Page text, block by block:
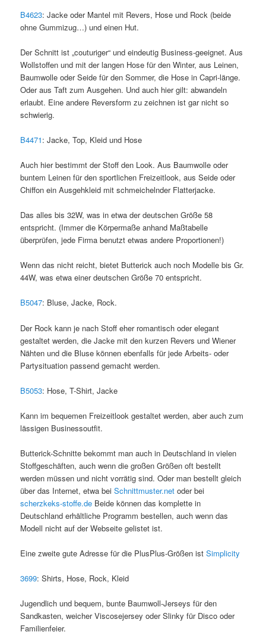
B4623: Jacke oder Mantel mit Revers, Hose und Rock (beide
ohne Gummizug…) und einen Hut.
Der Schnitt ist „couturiger“ und eindeutig Business-geeignet. Aus
Wollstoffen und mit der langen Hose für den Winter, aus Leinen,
Baumwolle oder Seide für den Sommer, die Hose in Capri-länge.
Oder aus Taft zum Ausgehen. Und auch hier gilt: abwandeln
erlaubt. Eine andere Reversform zu zeichnen ist gar nicht so
schwierig.
B4471: Jacke, Top, Kleid und Hose
Auch hier bestimmt der Stoff den Look. Aus Baumwolle oder
buntem Leinen für den sportlichen Freizeitlook, aus Seide oder
Chiffon ein Ausgehkleid mit schmeichelnder Flatterjacke.
Das alles bis 32W, was in etwa der deutschen Größe 58
entspricht. (Immer die Körpermaße anhand Maßtabelle
überprüfen, jede Firma benutzt etwas andere Proportionen!)
Wenn das nicht reicht, bietet Butterick auch noch Modelle bis Gr.
44W, was etwa einer deutschen Größe 70 entspricht.
B5047: Bluse, Jacke, Rock.
Der Rock kann je nach Stoff eher romantisch oder elegant
gestaltet werden, die Jacke mit den kurzen Revers und Wiener
Nähten und die Bluse können ebenfalls für jede Arbeits- oder
Partysituation passend gemacht werden.
B5053: Hose, T-Shirt, Jacke
Kann im bequemen Freizeitlook gestaltet werden, aber auch zum
lässigen Businessoutfit.
Butterick-Schnitte bekommt man auch in Deutschland in vielen
Stoffgeschäften, auch wenn die großen Größen oft bestellt
werden müssen und nicht vorrätig sind. Oder man bestellt gleich
über das Internet, etwa beiSchnittmuster.net oder bei
scherzkeks-stoffe.de Beide können das komplette in
Deutschland erhältliche Programm bestellen, auch wenn das
Modell nicht auf der Webseite gelistet ist.
Eine zweite gute Adresse für die PlusPlus-Größen istSimplicity
3699: Shirts, Hose, Rock, Kleid
Jugendlich und bequem, bunte Baumwoll-Jerseys für den
Sandkasten, weicher Viscosejersey oder Slinky für Disco oder
Familienfeier.